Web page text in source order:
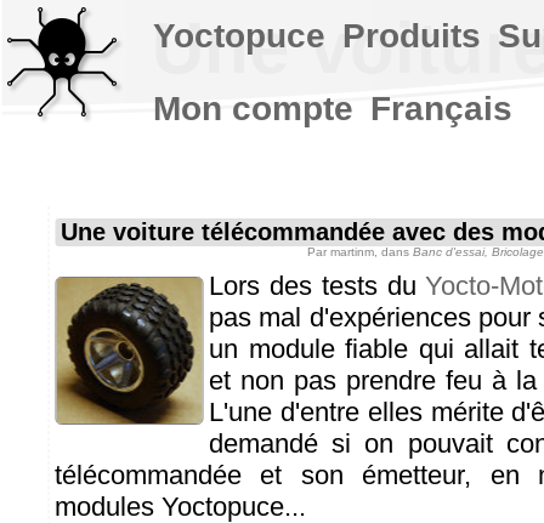
Une
Une voiture télécommandée avec des
Par martinm , dans Banc d'essai,
Lors des tests duYocto-
pas mal d'expériences pour
un module fiable qui allait
et non pas prendre feu à
L'une d'entre elles mérite
demandé si on pouvait
télécommandée et son émetteur, en
modules Yoctopuce...
Yoctopuce Produits
Mon compte Français